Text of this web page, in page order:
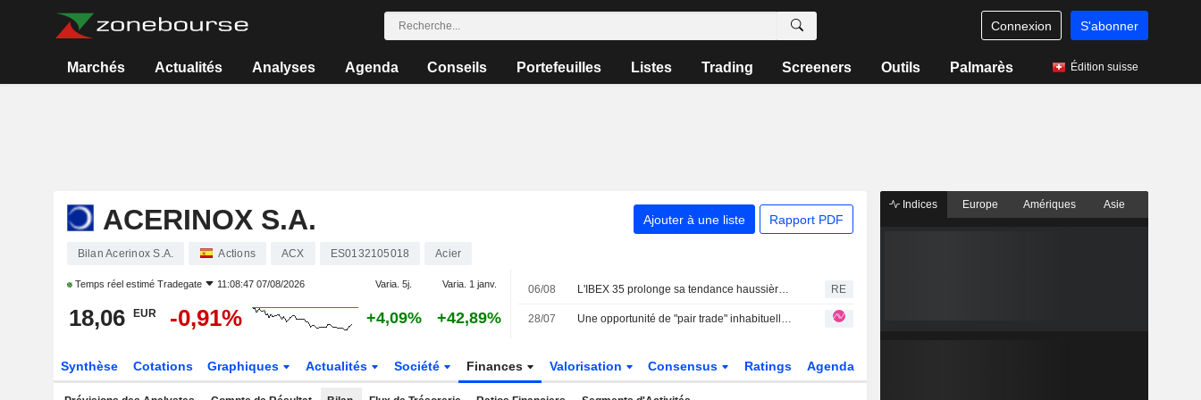
Connexion S'abonner
Marchés Actualités Analyses Agenda Conseils Portefeuilles Listes Trading Screeners Outils Palmarès Édition suisse
ACERINOX S.A. Ajouter à une liste Rapport PDF
Bilan Acerinox S.A. Actions ACX ES0132105018 Acier
Temps réel estimé Tradegate 11:08:47 07/08/2026 Varia. 5j. Varia. 1 janv.
18,06 EUR -0,91% +4,09% +42,89%
06/08 L'IBEX 35 prolonge sa tendance haussière dans l'espoir d'un accord entre les États-Unis et l'Iran RE
28/07 Une opportunité de "pair trade" inhabituelle mais intrigante
Synthèse Cotations Graphiques Actualités Société Finances Valorisation Consensus Ratings Agenda
Indices Europe Amériques Asie